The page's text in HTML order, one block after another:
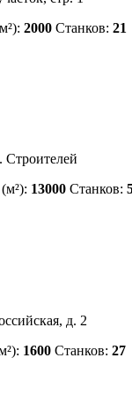
2000 Станков: 21
Строителей
13000 Станков:
д. 2
1600 Станков: 27